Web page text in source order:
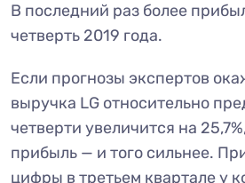
В последний раз более
четверть 2019 года.
Если прогнозы экспертов
выручка LG относительно
четверти увеличится на
прибыль — и того сильнее.
цифры в третьем квартале у